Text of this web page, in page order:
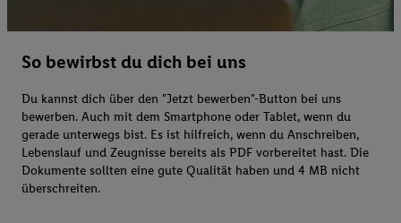
So bewirbst du dich bei uns
Du kannst dich über den "Jetzt bewerben"-Button bei uns
bewerben. Auch mit dem Smartphone oder Tablet, wenn du
gerade unterwegs bist. Es ist hilfreich, wenn du Anschreiben,
Lebenslauf und Zeugnisse bereits als PDF vorbereitet hast. Die
Dokumente sollten eine gute Qualität haben und 4 MB nicht
überschreiten.